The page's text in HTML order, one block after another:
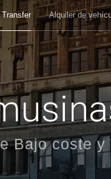
Alquiler de
Bajo coste